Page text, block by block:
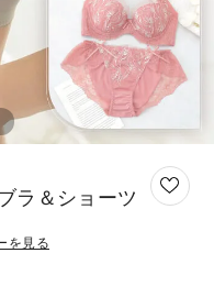
ラ＆ショーツ
を見る